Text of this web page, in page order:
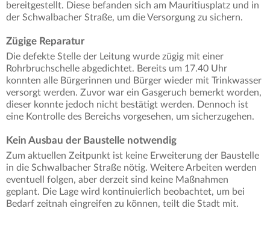
bereitgestellt. Diese befanden sich am Mauritiusplatz und in
der Schwalbacher Straße, um die Versorgung zu sichern.
Zügige Reparatur
Die defekte Stelle der Leitung wurde zügig mit einer
Rohrbruchschelle abgedichtet. Bereits um 17.40 Uhr
konnten alle Bürgerinnen und Bürger wieder mit Trinkwasser
versorgt werden. Zuvor war ein Gasgeruch bemerkt worden,
dieser konnte jedoch nicht bestätigt werden. Dennoch ist
eine Kontrolle des Bereichs vorgesehen, um sicherzugehen.
Kein Ausbau der Baustelle notwendig
Zum aktuellen Zeitpunkt ist keine Erweiterung der Baustelle
in die Schwalbacher Straße nötig. Weitere Arbeiten werden
eventuell folgen, aber derzeit sind keine Maßnahmen
geplant. Die Lage wird kontinuierlich beobachtet, um bei
Bedarf zeitnah eingreifen zu können, teilt die Stadt mit.